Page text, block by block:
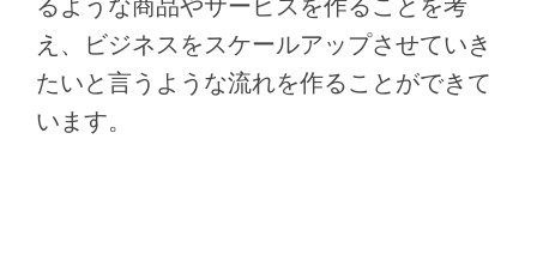
え、ビジネスをスケールアップさせていき
たいと言うような流れを作ることができて
います。